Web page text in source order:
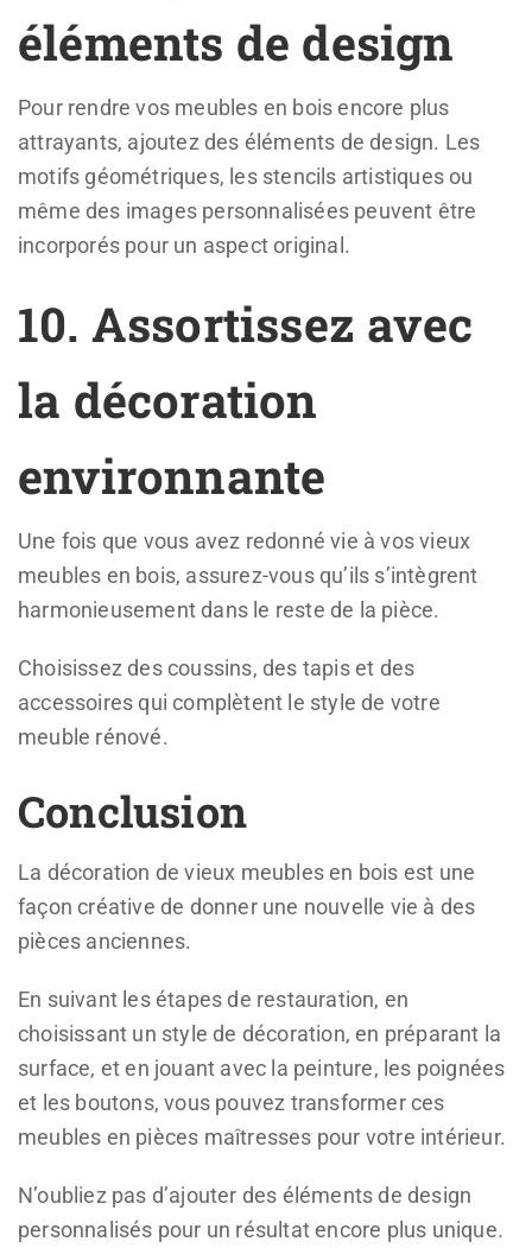
éléments de design
Pour rendre vos meubles en bois encore plus
attrayants, ajoutez des éléments de design. Les
motifs géométriques, les stencils artistiques ou
même des images personnalisées peuvent être
incorporés pour un aspect original.
10. Assortissez avec
la décoration
environnante
Une fois que vous avez redonné vie à vos vieux
meubles en bois, assurez-vous qu’ils s’intègrent
harmonieusement dans le reste de la pièce.
Choisissez des coussins, des tapis et des
accessoires qui complètent le style de votre
meuble rénové.
Conclusion
La décoration de vieux meubles en bois est une
façon créative de donner une nouvelle vie à des
pièces anciennes.
En suivant les étapes de restauration, en
choisissant un style de décoration, en préparant la
surface, et en jouant avec la peinture, les poignées
et les boutons, vous pouvez transformer ces
meubles en pièces maîtresses pour votre intérieur.
N’oubliez pas d’ajouter des éléments de design
personnalisés pour un résultat encore plus unique.